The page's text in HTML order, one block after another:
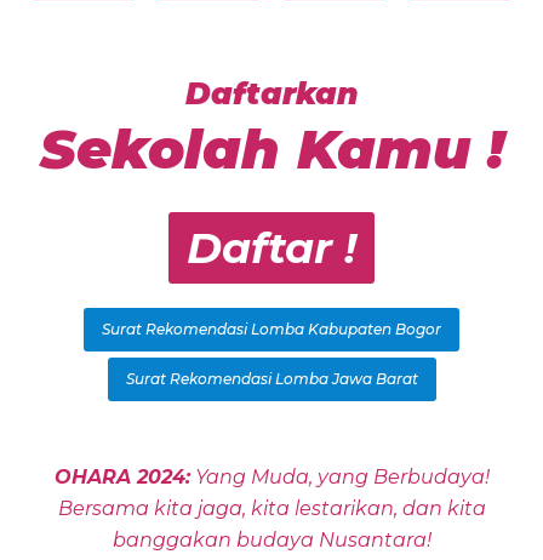
Daftarkan
Sekolah Kamu !
Daftar !
Surat Rekomendasi Lomba Kabupaten Bogor
Surat Rekomendasi Lomba Jawa Barat
OHARA 2024:Yang Muda, yang Berbudaya!
Bersama kita jaga, kita lestarikan, dan kita
banggakan budaya Nusantara!